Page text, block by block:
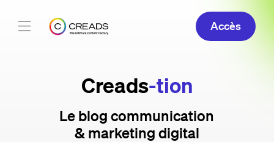
Accès
Creads-tion
Le blog communication
& marketing digital